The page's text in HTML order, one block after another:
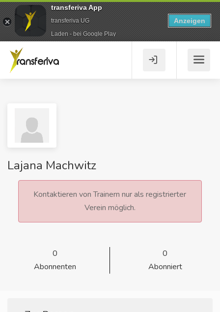
Lajana Machwitz
Kontaktieren von Trainern nur als registrierter
Verein möglich.
0
Abonnenten
0
Abonniert
transferiva App
transferiva UG
Laden - bei Google Play
Anzeigen